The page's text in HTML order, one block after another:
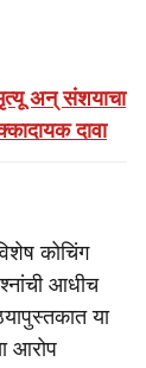
अन् संशयाचा
दावा
कोचिंग
आधीच
या
आरोप